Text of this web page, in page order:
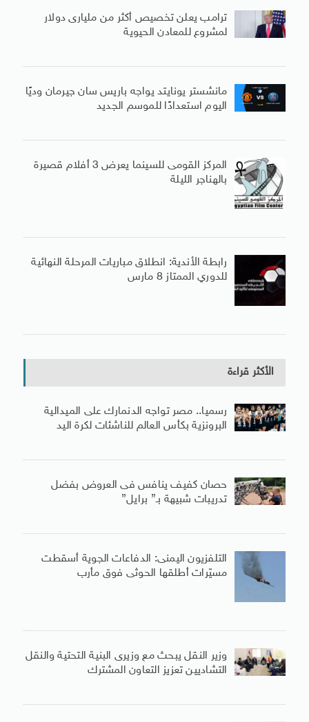
ترامب يعلن تخصيص أكثر من مليارى دولار
لمشروع للمعادن الحيوية
مانشستر يونايتد يواجه باريس سان جيرمان وديًا
اليوم استعدادًا للموسم الجديد
المركز القومى للسينما يعرض 3 أفلام قصيرة
بالهناجر الليلة
رابطة الأندية: انطلاق مباريات المرحلة النهائية
للدوري الممتاز 8 مارس
الأكثر قراءة
رسميا.. مصر تواجه الدنمارك على الميدالية
البرونزية بكأس العالم للناشئات لكرة اليد
حصان كفيف ينافس فى العروض بفضل
تدريبات شبيهة بـ” برايل”
التلفزيون اليمنى: الدفاعات الجوية أسقطت
مسيّرات أطلقها الحوثى فوق مأرب
وزير النقل يبحث مع وزيرى البنية التحتية والنقل
التشاديين تعزيز التعاون المشترك